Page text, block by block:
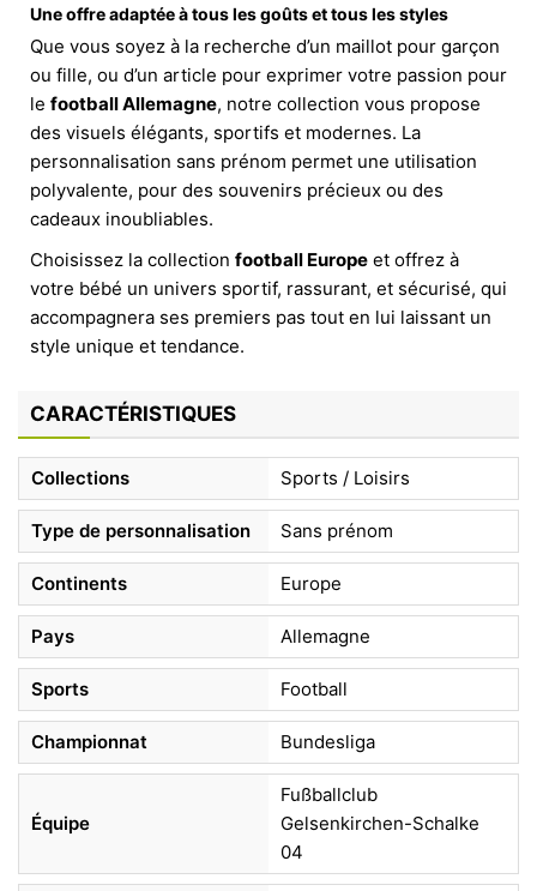
Une offre adaptée à tous les goûts et tous les styles
Que vous soyez à la recherche d’un maillot pour garçon
ou fille, ou d’un article pour exprimer votre passion pour
le football Allemagne, notre collection vous propose
des visuels élégants, sportifs et modernes. La
personnalisation sans prénom permet une utilisation
polyvalente, pour des souvenirs précieux ou des
cadeaux inoubliables.
Choisissez la collection football Europe et offrez à
votre bébé un univers sportif, rassurant, et sécurisé, qui
accompagnera ses premiers pas tout en lui laissant un
style unique et tendance.
CARACTÉRISTIQUES
Collections Sports / Loisirs
Type de personnalisation Sans prénom
Continents Europe
Pays Allemagne
Sports Football
Championnat Bundesliga
Équipe
Fußballclub
Gelsenkirchen-Schalke
04